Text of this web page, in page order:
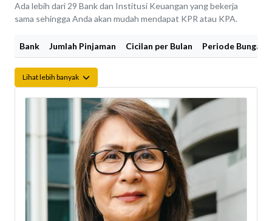
Ada lebih dari 29 Bank dan Institusi Keuangan yang bekerja
sama sehingga Anda akan mudah mendapat KPR atau KPA.
Bank Jumlah Pinjaman Cicilan per Bulan Periode Bunga
Lihat lebih banyak